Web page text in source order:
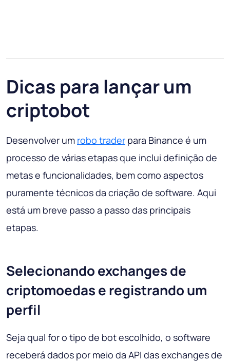
Dicas para lançar um
criptobot
Desenvolver um robo trader para Binance é um
processo de várias etapas que inclui definição de
metas e funcionalidades, bem como aspectos
puramente técnicos da criação de software. Aqui
está um breve passo a passo das principais
etapas.
Selecionando exchanges de
criptomoedas e registrando um
perfil
Seja qual for o tipo de bot escolhido, o software
receberá dados por meio da API das exchanges de